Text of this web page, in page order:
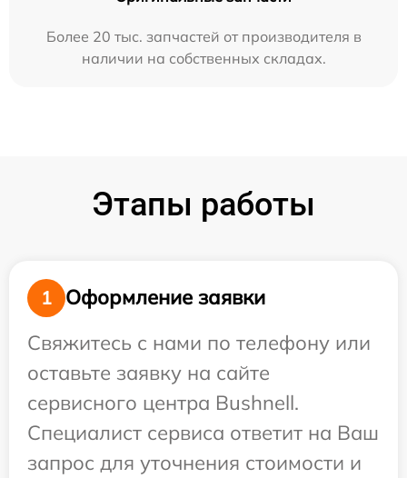
Более 20 тыс. запчастей от производителя в
наличии на собственных складах.
Этапы работы
1
Оформление заявки
Свяжитесь с нами по телефону или
оставьте заявку на сайте
сервисного центра Bushnell.
Специалист сервиса ответит на Ваш
запрос для уточнения стоимости и